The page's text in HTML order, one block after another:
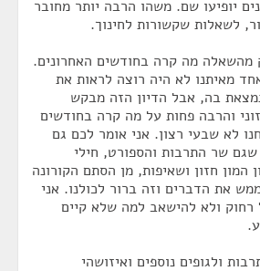
יופיעו שם. משהו הרבה יותר מחובר
לשאלות שקשורות לחינוך.
מהשאלה מה קרה בחודשים האחרונים.
מאיתנו לא היה רוצה לראות את
בה, אבל הדיון הזה מבקש
והרבה פחות על מה קרה בחודשים
לא שבעי רצון. אני אומר לכם גם
שר התרבות והספורט, חילי
המון חזון ושאיפות, מן הסתם הקורונה
את הדברים וזה ברור לכולנו. אני
ולא להישאב למה שלא קיים
ולגופים נוספים ואיזושהי